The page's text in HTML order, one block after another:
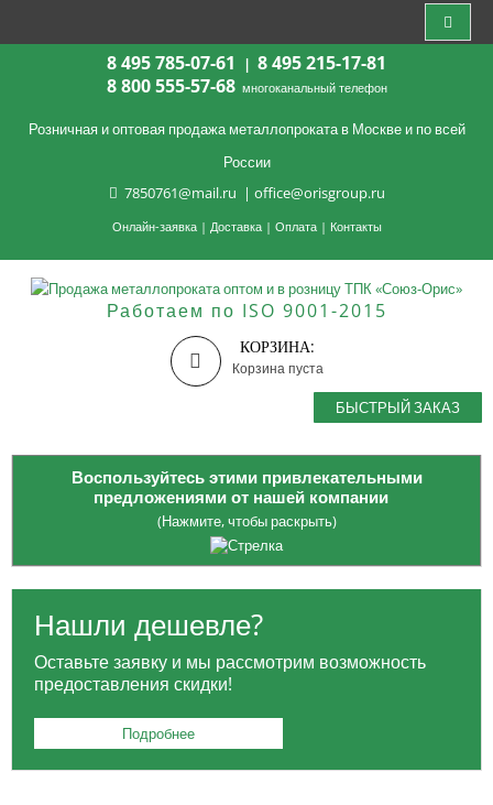
8 495 785-07-61 | 8 495 215-17-81
8 800 555-57-68 многоканальный телефон
Розничная и оптовая продажа металлопроката в Москве и по всей
России
7850761@mail.ru | office@orisgroup.ru
Онлайн-заявка| Доставка| Оплата| Контакты
Работаем по ISO 9001-2015
КОРЗИНА:
Корзина пуста
БЫСТРЫЙ ЗАКАЗ
Воспользуйтесь этими привлекательными
предложениями от нашей компании
(Нажмите, чтобы раскрыть)
Опция приобретенияЗАГОТОВОК: платите только за
Для жителей Москвы:
ТТК для заказов от 100 тысяч рублей.
выбранной вами транспортной компании.
Нашли дешевле?
Оставьте заявку и мы рассмотрим возможность
предоставления скидки!
Подробнее